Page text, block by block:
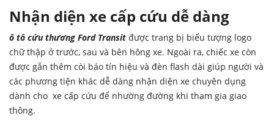
Nhận diện xe cấp cứu dễ dàng
ô tô cứu thương Ford Transit được trang bị biểu tượng logo
chữ thập ở trước, sau và bên hông xe. Ngoài ra, chiếc xe còn
được gắn thêm còi báo tín hiệu và đèn flash dài giúp người và
các phương tiện khác dễ dàng nhận diện xe chuyên dụng
dành cho xe cấp cứu để nhường đường khi tham gia giao
thông.